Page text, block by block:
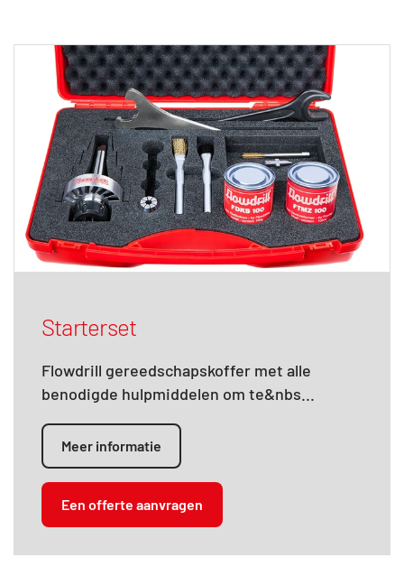
Starterset
Flowdrill gereedschapskoffer met alle
benodigde hulpmiddelen om te&nbs...
Meer informatie
Een offerte aanvragen